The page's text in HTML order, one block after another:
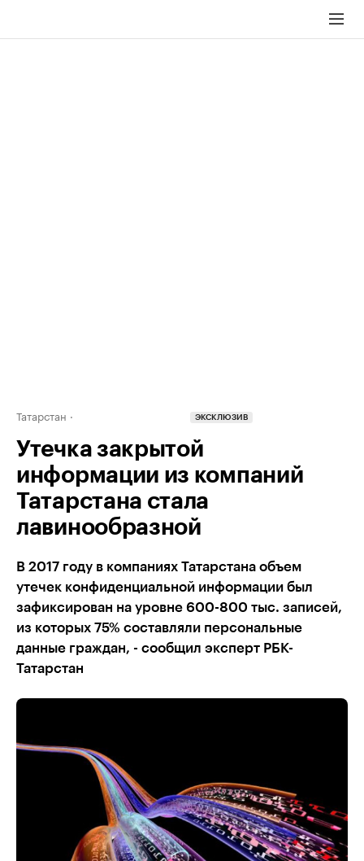
Татарстан ЭКСКЛЮЗИВ
Утечка закрытой
информации из компаний
Татарстана стала
лавинообразной
В 2017 году в компаниях Татарстана объем
утечек конфиденциальной информации был
зафиксирован на уровне 600-800 тыс. записей,
из которых 75% составляли персональные
данные граждан, - сообщил эксперт РБК-
Татарстан